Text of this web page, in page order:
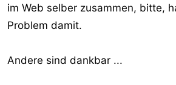
im Web selber zusammen, bitte,
Problem damit.
Andere sind dankbar ...